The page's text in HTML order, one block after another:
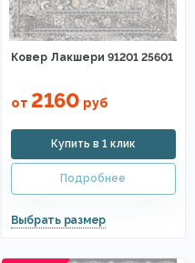
Ковер Лакшери 91201 25601
от 2160 руб